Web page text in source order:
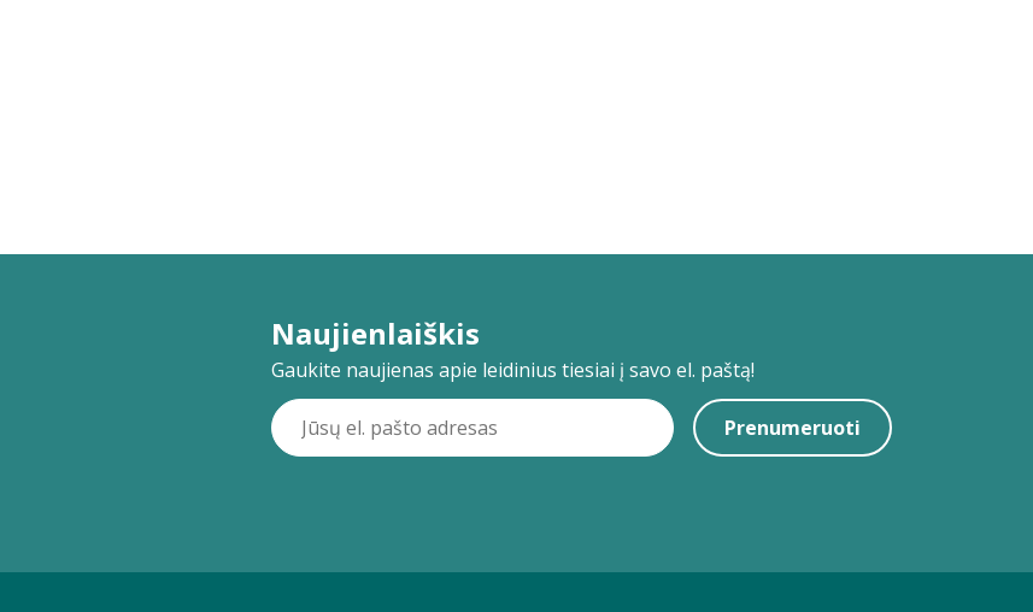
Naujienlaiškis
Gaukite naujienas apie leidinius tiesiai į savo el. paštą!
Prenumeruoti